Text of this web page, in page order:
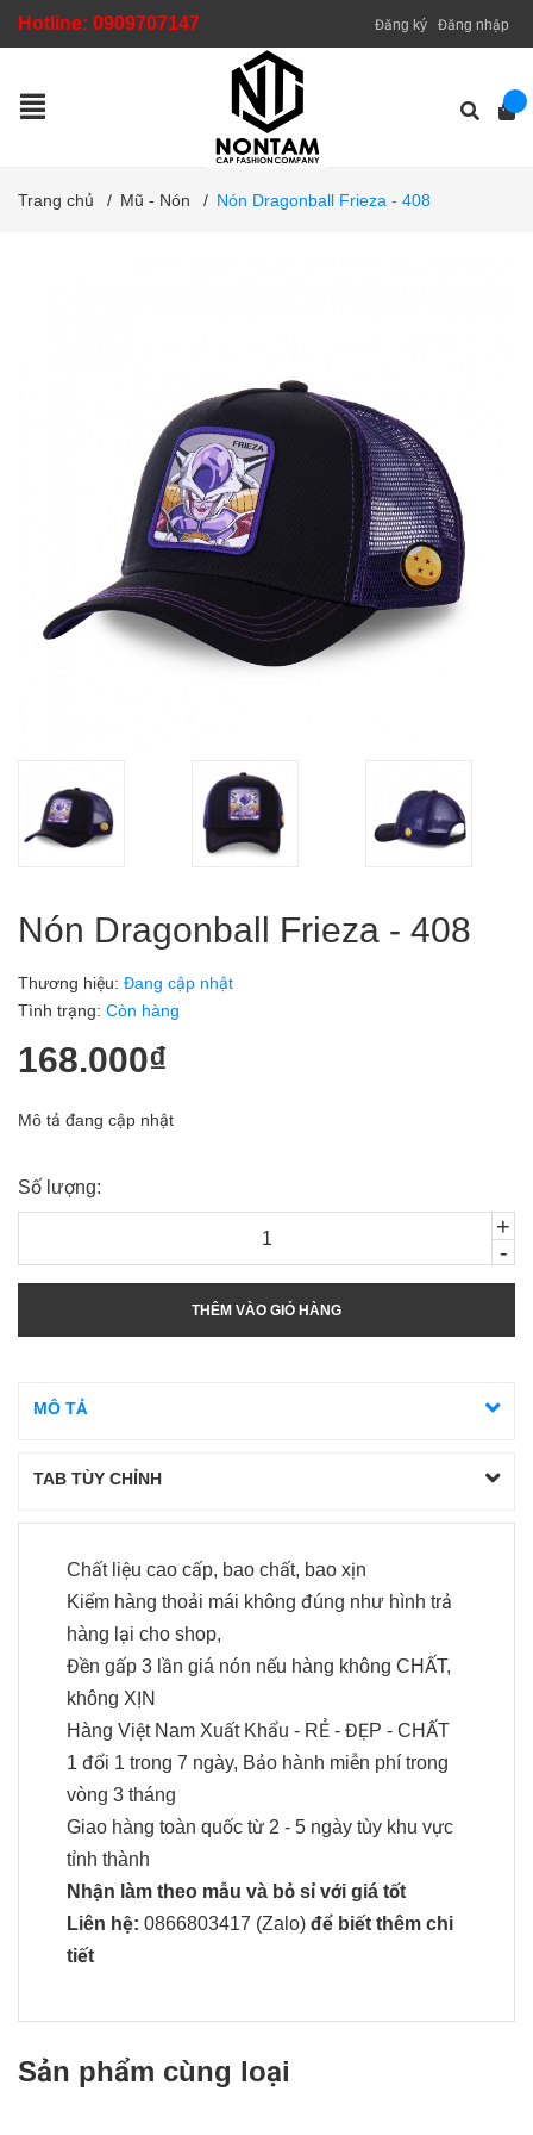
Hotline: 0909707147 Đăng ký Đăng nhập
Trang chủ / Mũ - Nón / Nón Dragonball Frieza - 408
Nón Dragonball Frieza - 408
Thương hiệu: Đang cập nhật
Tình trạng: Còn hàng
168.000₫
Mô tả đang cập nhật
Số lượng:
-
+
THÊM VÀO GIỎ HÀNG
MÔ TẢ
TAB TÙY CHỈNH
Chất liệu cao cấp, bao chất, bao xịn
Kiểm hàng thoải mái không đúng như hình trả
hàng lại cho shop,
Đền gấp 3 lần giá nón nếu hàng không CHẤT,
không XỊN
Hàng Việt Nam Xuất Khẩu - RẺ - ĐẸP - CHẤT
1 đổi 1 trong 7 ngày, Bảo hành miễn phí trong
vòng 3 tháng
Giao hàng toàn quốc từ 2 - 5 ngày tùy khu vực
tỉnh thành
Nhận làm theo mẫu và bỏ sỉ với giá tốt
Liên hệ: 0866803417 (Zalo) để biết thêm chi
tiết
Sản phẩm cùng loại